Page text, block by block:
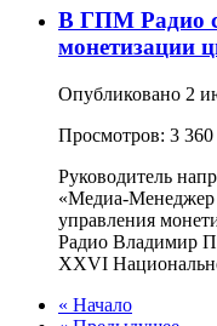
В ГПМ Радио
монетизации
Опубликовано 2
Просмотров: 3 360
Руководитель
управления
Радио Владимир
XXVI
« Начало